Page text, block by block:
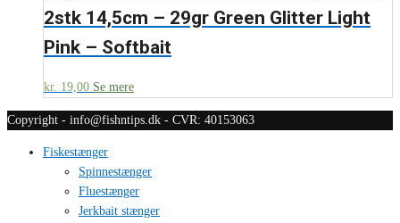
2stk 14,5cm – 29gr Green Glitter Light
Pink – Softbait
kr. 19,00 Se mere
Copyright - info@fishntips.dk - CVR: 40153063
Fiskestænger
Spinnestænger
Fluestænger
Jerkbait stænger